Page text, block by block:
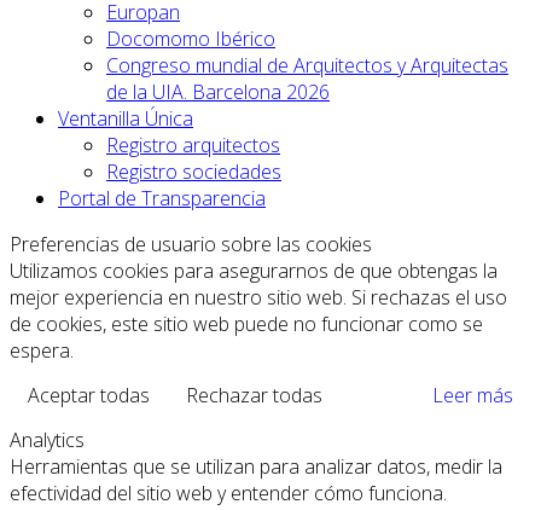
Europan
Docomomo Ibérico
Congreso mundial de Arquitectos y Arquitectas
de la UIA. Barcelona 2026
Ventanilla Única
Registro arquitectos
Registro sociedades
Portal de Transparencia
Preferencias de usuario sobre las cookies
Utilizamos cookies para asegurarnos de que obtengas la
mejor experiencia en nuestro sitio web. Si rechazas el uso
de cookies, este sitio web puede no funcionar como se
espera.
Aceptar todas
Rechazar todas
Leer más
Analytics
Herramientas que se utilizan para analizar datos, medir la
efectividad del sitio web y entender cómo funciona.